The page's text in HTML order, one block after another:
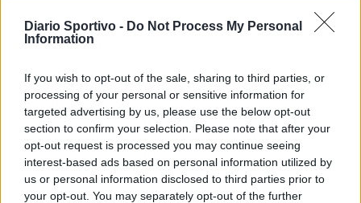
Diario Sportivo - Do Not Process My Personal
Information
If you wish to opt-out of the sale, sharing to third parties, or
processing of your personal or sensitive information for
targeted advertising by us, please use the below opt-out
section to confirm your selection. Please note that after your
opt-out request is processed you may continue seeing
interest-based ads based on personal information utilized by
us or personal information disclosed to third parties prior to
your opt-out. You may separately opt-out of the further